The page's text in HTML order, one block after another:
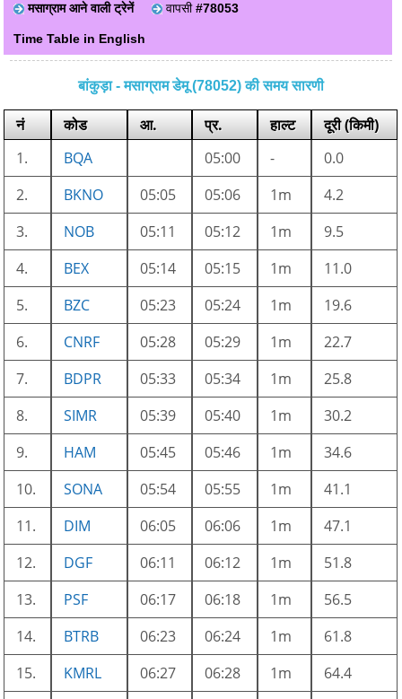
मसाग्राम आने वाली ट्रेनें वापसी#78053
Time Table in English
बांकुड़ा - मसाग्राम डेमू (78052) की समय सारणी
नं कोड आ. प्र. हाल्ट
दूरी (किमी)
1.
BQA 05:00 -
0.0
2.
BKNO 05:05 05:06 1m
4.2
3.
NOB 05:11 05:12 1m
9.5
4.
BEX 05:14 05:15 1m
11.0
5.
BZC 05:23 05:24 1m
19.6
6.
CNRF 05:28 05:29 1m
22.7
7.
BDPR 05:33 05:34 1m
25.8
8.
SIMR 05:39 05:40 1m
30.2
9.
HAM 05:45 05:46 1m
34.6
10.
SONA 05:54 05:55 1m
41.1
11.
DIM 06:05 06:06 1m
47.1
12.
DGF 06:11 06:12 1m
51.8
13.
PSF 06:17 06:18 1m
56.5
14.
BTRB 06:23 06:24 1m
61.8
15.
KMRL 06:27 06:28 1m
64.4